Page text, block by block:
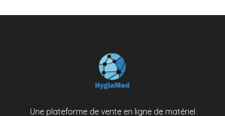
Une plateforme de vente en ligne de matériel